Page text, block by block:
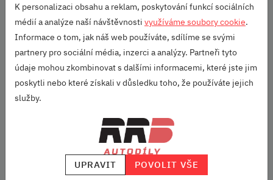
Běžné saponátové čisticí prostředky. Nepoužívat abrazivní čisticí
prostředky nebo rozpouštědla.
Upozornění
Při výměně koberce je nutné nejprve vyjmout koberec původní a
teprve potom vložit koberec nový. Vrstvení koberců na sebe je z
bezpečnostních důvodů zakázáno. Před každou jízdou
doporučujeme umístění koberců zkontrolovat.
Škoda Originální příslušenství
K personalizaci obsahu a reklam, poskytování funkcí sociálních
médií a analýze naší návštěvnosti využíváme soubory cookie.
Informace o tom, jak náš web používáte, sdílíme se svými
partnery pro sociální média, inzerci a analýzy. Partneři tyto
údaje mohou zkombinovat s dalšími informacemi, které jste jim
poskytli nebo které získali v důsledku toho, že používáte jejich
služby.
UPRAVIT POVOLIT VŠE